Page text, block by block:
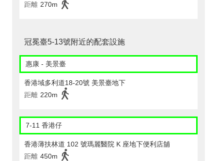
距離 270m
冠冕臺5-13號附近的配套設施
惠康 - 美景臺
香港域多利道18-20號 美景臺地下
距離 220m
7-11 香港仔
香港薄扶林道 102 號瑪麗醫院 K 座地下便利店舖
距離 450m